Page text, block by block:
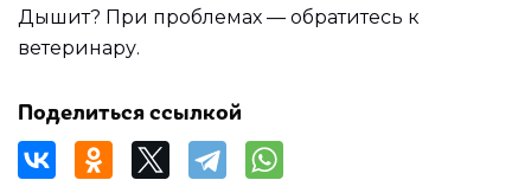
Дышит? При проблемах — обратитесь к
ветеринару.
Поделиться ссылкой